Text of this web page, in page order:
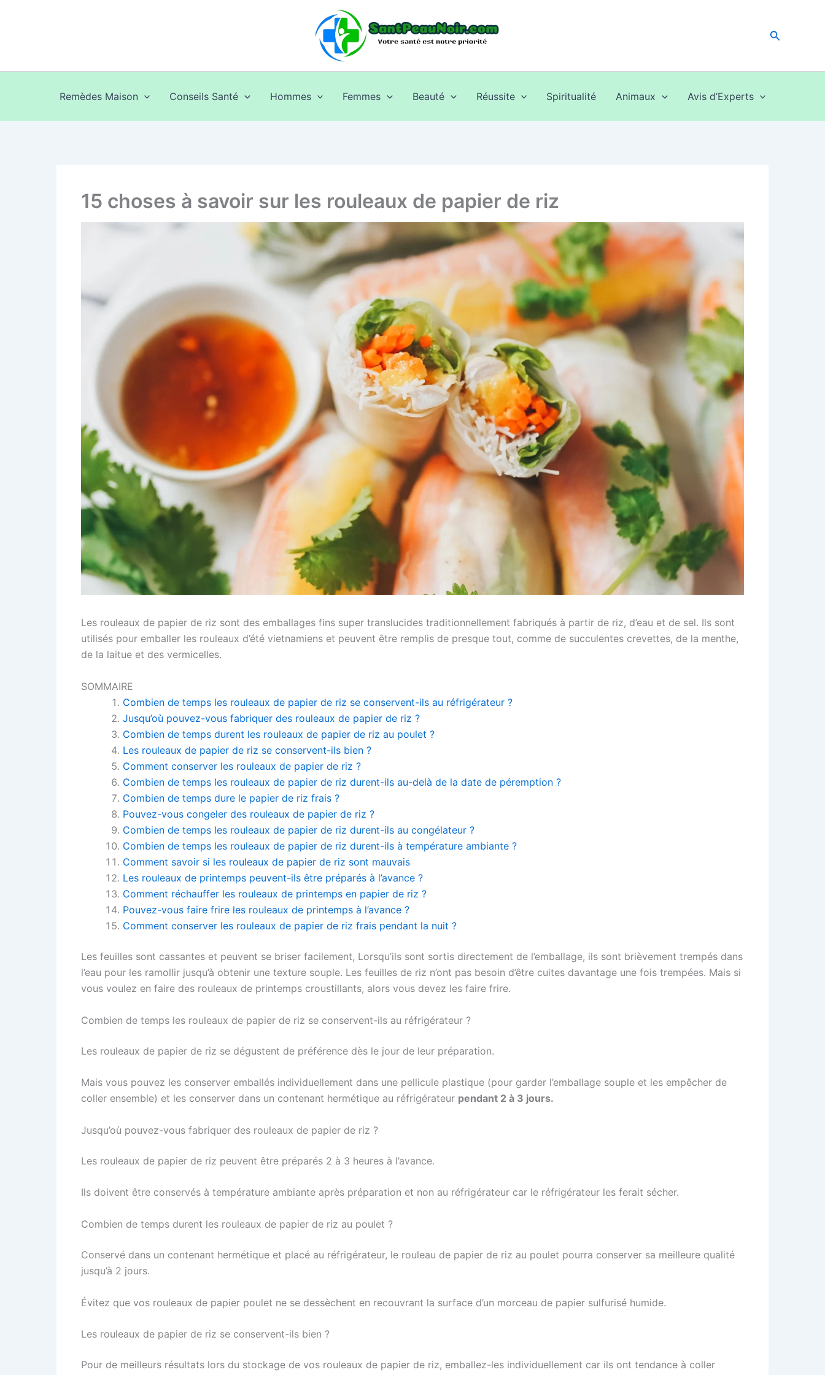
Remèdes Maison Conseils Santé Hommes Femmes Beauté Réussite Spiritualité Animaux Avis d’Experts
15 choses à savoir sur les rouleaux de papier de riz
Les rouleaux de papier de riz sont des emballages fins super translucides traditionnellement fabriqués à partir de riz, d’eau et de sel. Ils sont
utilisés pour emballer les rouleaux d’été vietnamiens et peuvent être remplis de presque tout, comme de succulentes crevettes, de la menthe,
de la laitue et des vermicelles.
SOMMAIRE
Combien de temps les rouleaux de papier de riz se conservent-ils au réfrigérateur ?
Jusqu’où pouvez-vous fabriquer des rouleaux de papier de riz ?
Combien de temps durent les rouleaux de papier de riz au poulet ?
Les rouleaux de papier de riz se conservent-ils bien ?
Comment conserver les rouleaux de papier de riz ?
Combien de temps les rouleaux de papier de riz durent-ils au-delà de la date de péremption ?
Combien de temps dure le papier de riz frais ?
Pouvez-vous congeler des rouleaux de papier de riz ?
Combien de temps les rouleaux de papier de riz durent-ils au congélateur ?
Combien de temps les rouleaux de papier de riz durent-ils à température ambiante ?
Comment savoir si les rouleaux de papier de riz sont mauvais
Les rouleaux de printemps peuvent-ils être préparés à l’avance ?
Comment réchauffer les rouleaux de printemps en papier de riz ?
Pouvez-vous faire frire les rouleaux de printemps à l’avance ?
Comment conserver les rouleaux de papier de riz frais pendant la nuit ?
Les feuilles sont cassantes et peuvent se briser facilement, Lorsqu’ils sont sortis directement de l’emballage, ils sont brièvement trempés dans
l’eau pour les ramollir jusqu’à obtenir une texture souple. Les feuilles de riz n’ont pas besoin d’être cuites davantage une fois trempées. Mais si
vous voulez en faire des rouleaux de printemps croustillants, alors vous devez les faire frire.
Combien de temps les rouleaux de papier de riz se conservent-ils au réfrigérateur ?
Les rouleaux de papier de riz se dégustent de préférence dès le jour de leur préparation.
Mais vous pouvez les conserver emballés individuellement dans une pellicule plastique (pour garder l’emballage souple et les empêcher de
coller ensemble) et les conserver dans un contenant hermétique au réfrigérateur pendant 2 à 3 jours.
Jusqu’où pouvez-vous fabriquer des rouleaux de papier de riz ?
Les rouleaux de papier de riz peuvent être préparés 2 à 3 heures à l’avance.
Ils doivent être conservés à température ambiante après préparation et non au réfrigérateur car le réfrigérateur les ferait sécher.
Combien de temps durent les rouleaux de papier de riz au poulet ?
Conservé dans un contenant hermétique et placé au réfrigérateur, le rouleau de papier de riz au poulet pourra conserver sa meilleure qualité
jusqu’à 2 jours.
Évitez que vos rouleaux de papier poulet ne se dessèchent en recouvrant la surface d’un morceau de papier sulfurisé humide.
Les rouleaux de papier de riz se conservent-ils bien ?
Pour de meilleurs résultats lors du stockage de vos rouleaux de papier de riz, emballez-les individuellement car ils ont tendance à coller